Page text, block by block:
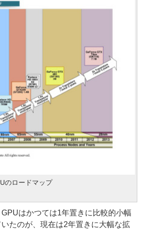
のロードマップ
はかつては1年置きに比較的小幅
たのが、現在は2年置きに大幅な拡